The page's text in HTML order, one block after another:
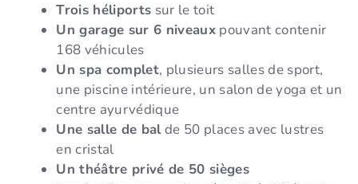
Trois héliports sur le toit
Un garage sur 6 niveaux pouvant contenir
168 véhicules
Un spa complet, plusieurs salles de sport,
une piscine intérieure, un salon de yoga et un
centre ayurvédique
Une salle de balde 50 places avec lustres
en cristal
Un théâtre privé de 50 sièges